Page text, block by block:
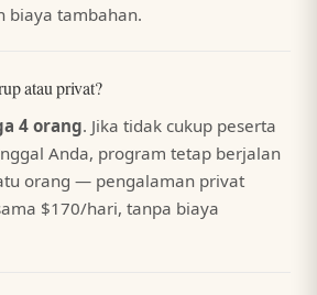
biaya tambahan.
atau privat?
4 orang. Jika tidak cukup peserta
Anda, program tetap berjalan
orang — pengalaman privat
$170/hari, tanpa biaya